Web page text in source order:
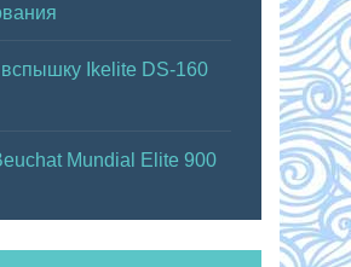
Ikelite DS-160
Mundial Elite 900